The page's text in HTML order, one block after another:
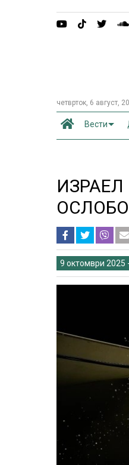
четврток, 6 август,
Вести
9 октомври 2025